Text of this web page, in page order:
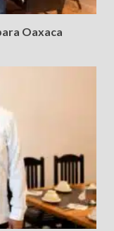
Oaxaca